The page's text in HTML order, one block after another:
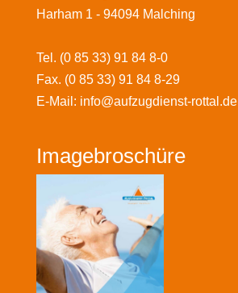
Harham 1 - 94094 Malching
Tel. (0 85 33) 91 84 8-0
Fax. (0 85 33) 91 84 8-29
E-Mail: info@aufzugdienst-rottal.de
Imagebroschüre